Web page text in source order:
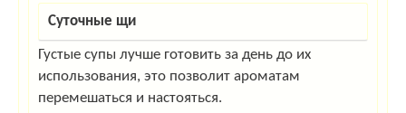
Суточные щи
Густые супы лучше готовить за день до их
использования, это позволит ароматам
перемешаться и настояться.